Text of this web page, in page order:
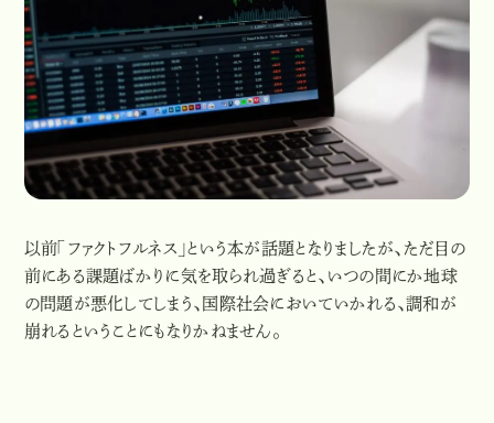
以前「ファクトフルネス」という本が話題となりましたが、ただ目の
前にある課題ばかりに気を取られ過ぎると、いつの間にか地球
の問題が悪化してしまう、国際社会においていかれる、調和が
崩れるということにもなりかねません。